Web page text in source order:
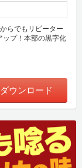
らでもリピーター
ップ！本部の黒字化
ウンロード